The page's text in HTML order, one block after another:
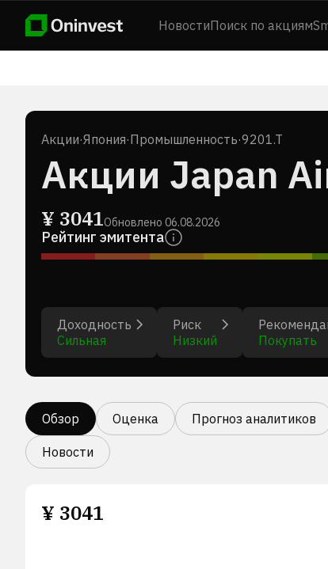
НовостиПоиск по акциям
Акции·Япония·Промышленность·9201.T
Акции Japan
¥ 3041Обновлено 06.08.2026
Рейтинг эмитента
Доходность
Сильная
Риск
Низкий
Покупать
Обзор Оценка Прогноз аналитиков
Новости
¥ 3041